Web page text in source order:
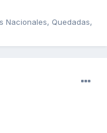
Nacionales, Quedadas,